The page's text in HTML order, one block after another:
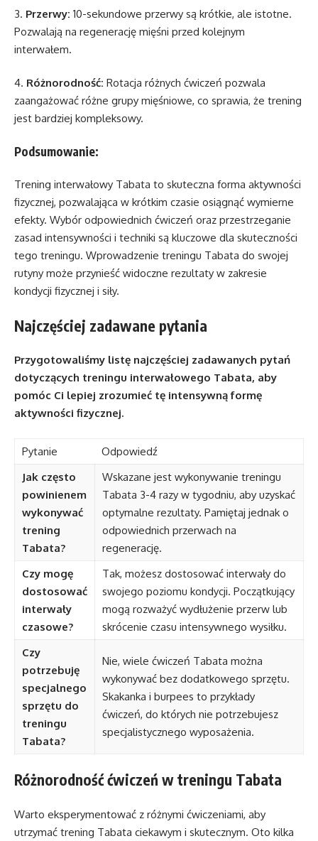
3. Przerwy: 10-sekundowe przerwy są krótkie, ale istotne.
Pozwalają na regenerację mięśni przed kolejnym
interwałem.
4. Różnorodność: Rotacja różnych ćwiczeń pozwala
zaangażować różne grupy mięśniowe, co sprawia, że trening
jest bardziej kompleksowy.
Podsumowanie:
Trening interwałowy Tabata to skuteczna forma aktywności
fizycznej, pozwalająca w krótkim czasie osiągnąć wymierne
efekty. Wybór odpowiednich ćwiczeń oraz przestrzeganie
zasad intensywności i techniki są kluczowe dla skuteczności
tego treningu. Wprowadzenie treningu Tabata do swojej
rutyny może przynieść widoczne rezultaty w zakresie
kondycji fizycznej i siły.
Najczęściej zadawane pytania
Przygotowaliśmy listę najczęściej zadawanych pytań
dotyczących treningu interwałowego Tabata, aby
pomóc Ci lepiej zrozumieć tę intensywną formę
aktywności fizycznej.
Pytanie
Odpowiedź
Jak często
powinienem
wykonywać
trening
Tabata?
Wskazane jest wykonywanie treningu
Tabata 3-4 razy w tygodniu, aby uzyskać
optymalne rezultaty. Pamiętaj jednak o
odpowiednich przerwach na
regenerację.
Czy mogę
dostosować
interwały
czasowe?
Tak, możesz dostosować interwały do
swojego poziomu kondycji. Początkujący
mogą rozważyć wydłużenie przerw lub
skrócenie czasu intensywnego wysiłku.
Czy
potrzebuję
specjalnego
sprzętu do
treningu
Tabata?
Nie, wiele ćwiczeń Tabata można
wykonywać bez dodatkowego sprzętu.
Skakanka i burpees to przykłady
ćwiczeń, do których nie potrzebujesz
specjalistycznego wyposażenia.
Różnorodność ćwiczeń w treningu Tabata
Warto eksperymentować z różnymi ćwiczeniami, aby
utrzymać trening Tabata ciekawym i skutecznym. Oto kilka